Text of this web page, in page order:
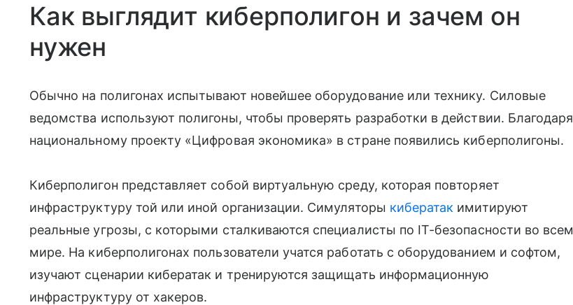
Как выглядит киберполигон и зачем он
нужен
Обычно на полигонах испытывают новейшее оборудование или технику. Силовые
ведомства используют полигоны, чтобы проверять разработки в действии. Благодаря
национальному проекту «Цифровая экономика» в стране появились киберполигоны.
Киберполигон представляет собой виртуальную среду, которая повторяет
инфраструктуру той или иной организации. Симуляторы кибератак имитируют
реальные угрозы, с которыми сталкиваются специалисты по IТ-безопасности во всем
мире. На киберполигонах пользователи учатся работать с оборудованием и софтом,
изучают сценарии кибератак и тренируются защищать информационную
инфраструктуру от хакеров.